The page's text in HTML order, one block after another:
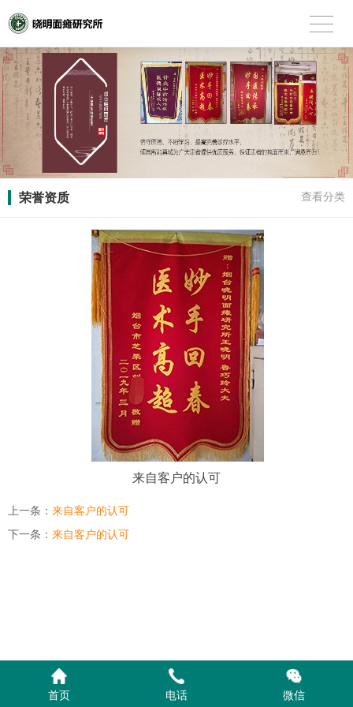
荣誉资质 查看分类
来自客户的认可
上一条： 来自客户的认可
下一条： 来自客户的认可
首页 电话 微信